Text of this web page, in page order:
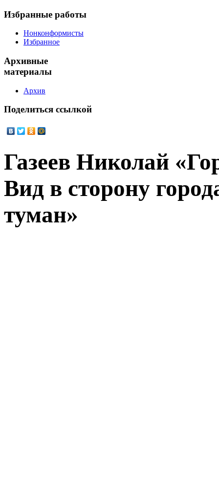
Избранные работы
Нонконформисты
Избранное
Архивные
материалы
Архив
Поделиться ссылкой
Газеев Николай
Вид в сторону
туман»